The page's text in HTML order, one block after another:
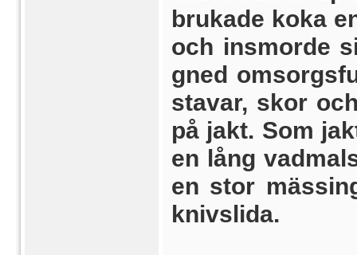
brukade koka
och insmorde
gned
stavar, skor
på jakt. Som
en lång
en stor
knivslida.